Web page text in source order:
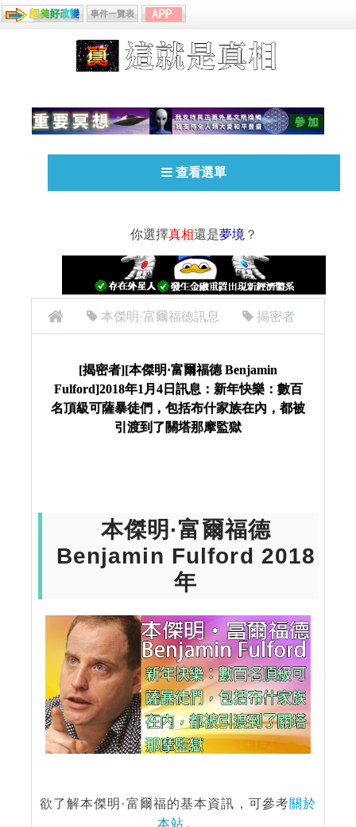
事件一覽表
查看選單
你選擇真相還是夢境 ？
本傑明·富爾福德訊息 揭密者
年1月4日訊息：新年快樂：數百名頂級可薩暴徒們，
包括布什家族在內，都被引渡到了關塔那摩監獄
[揭密者][本傑明·富爾福德 Benjamin
Fulford]2018年1月4日訊息：新年快樂：數百
名頂級可薩暴徒們，包括布什家族在內，都被
引渡到了關塔那摩監獄
本傑明·富爾福德
Benjamin Fulford 2018
年
欲了解本傑明·富爾福的基本資訊，可參考關於
本站 。